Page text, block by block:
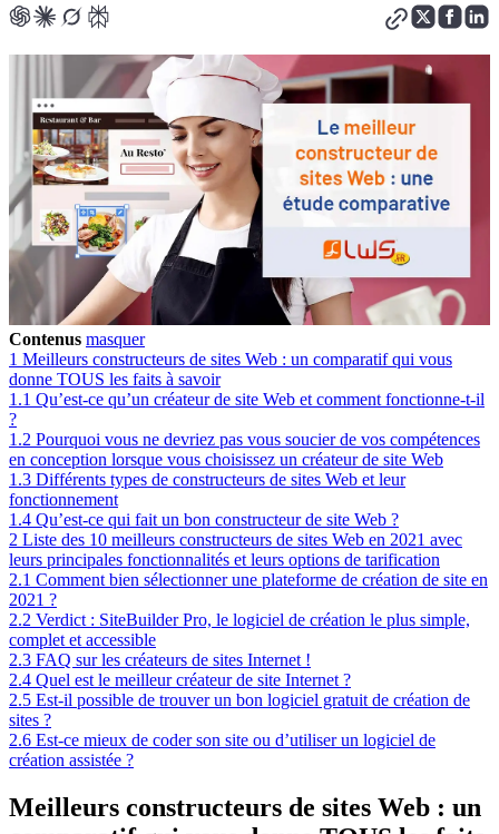
Contenus masquer
1 Meilleurs constructeurs de sites Web : un comparatif qui vous
donne TOUS les faits à savoir
1.1 Qu’est-ce qu’un créateur de site Web et comment fonctionne-t-il
?
1.2 Pourquoi vous ne devriez pas vous soucier de vos compétences
en conception lorsque vous choisissez un créateur de site Web
1.3 Différents types de constructeurs de sites Web et leur
fonctionnement
1.4 Qu’est-ce qui fait un bon constructeur de site Web ?
2 Liste des 10 meilleurs constructeurs de sites Web en 2021 avec
leurs principales fonctionnalités et leurs options de tarification
2.1 Comment bien sélectionner une plateforme de création de site en
2021 ?
2.2 Verdict : SiteBuilder Pro, le logiciel de création le plus simple,
complet et accessible
2.3 FAQ sur les créateurs de sites Internet !
2.4 Quel est le meilleur créateur de site Internet ?
2.5 Est-il possible de trouver un bon logiciel gratuit de création de
sites ?
2.6 Est-ce mieux de coder son site ou d’utiliser un logiciel de
création assistée ?
Meilleurs constructeurs de sites Web : un